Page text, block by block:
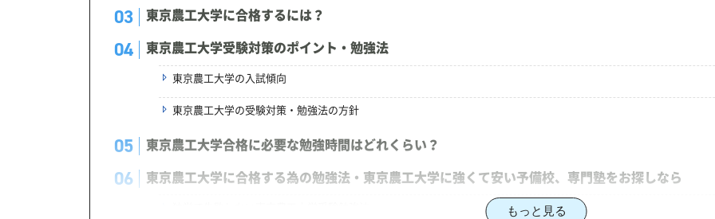
東京農工大学に合格するには？
東京農工大学受験対策のポイント・勉強法
東京農工大学の入試傾向
東京農工大学の受験対策・勉強法の方針
東京農工大学合格に必要な勉強時間はどれくらい？
東京農工大学に合格する為の勉強法・東京農工大学に強くて安い予備校、専門塾をお探しなら
もっと見る